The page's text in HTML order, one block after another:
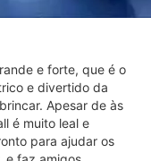
e forte, que é o
e divertido da
Apesar de às
é muito leal e
para ajudar os